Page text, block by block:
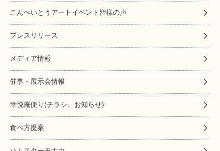
こんぺいとうアートイベント皆様の声
プレスリリース
メディア情報
催事・展示会情報
幸悦庵便り(チラシ、お知らせ)
食べ方提案